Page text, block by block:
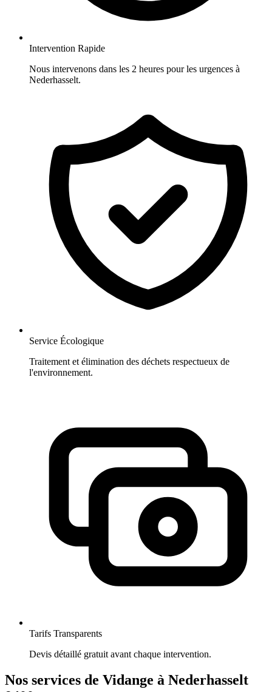
Intervention Rapide
Nous intervenons dans les 2 heures pour les urgences à
Nederhasselt.
Service Écologique
Traitement et élimination des déchets respectueux de
l'environnement.
Tarifs Transparents
Devis détaillé gratuit avant chaque intervention.
Nos services de Vidange à Nederhasselt